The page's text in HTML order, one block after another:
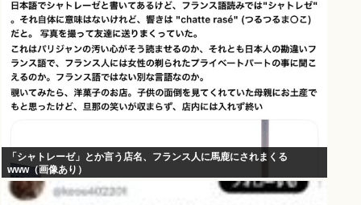
「シャトレーゼ」とか言う店名、フランス人に馬鹿にされまくる
www（画像あり）